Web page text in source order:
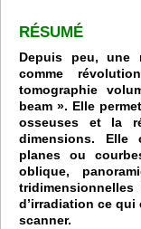
RÉSUMÉ
Depuis peu, une
comme
tomographie
beam ». Elle
osseuses et la
dimensions. Elle
planes ou
oblique,
d’irradiation ce
scanner.